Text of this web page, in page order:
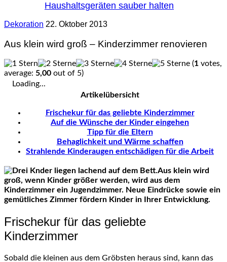
Haushaltsgeräten sauber halten
Dekoration 22. Oktober 2013
Aus klein wird groß – Kinderzimmer renovieren
(1 votes,
average: 5,00 out of 5)
Loading...
Artikelübersicht
Frischekur für das geliebte Kinderzimmer
Auf die Wünsche der Kinder eingehen
Tipp für die Eltern
Behaglichkeit und Wärme schaffen
Strahlende Kinderaugen entschädigen für die Arbeit
Aus klein wird
groß, wenn Kinder größer werden, wird aus dem
Kinderzimmer ein Jugendzimmer. Neue Eindrücke sowie ein
gemütliches Zimmer fördern Kinder in Ihrer Entwicklung.
Frischekur für das geliebte
Kinderzimmer
Sobald die kleinen aus dem Gröbsten heraus sind, kann das